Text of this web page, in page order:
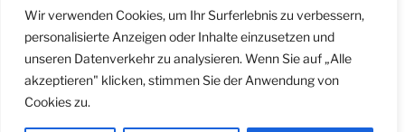
Wir verwenden Cookies, um Ihr Surferlebnis zu verbessern,
personalisierte Anzeigen oder Inhalte einzusetzen und
unseren Datenverkehr zu analysieren. Wenn Sie auf „Alle
akzeptieren" klicken, stimmen Sie der Anwendung von
Cookies zu.
Impressum